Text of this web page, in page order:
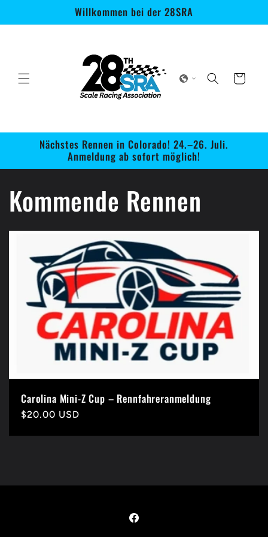
Inhalt
Willkommen bei der 28SRA
Warenkorb
Nächstes Rennen in Colorado! 24.–26. Juli.
Anmeldung ab sofort möglich!
Kommende Rennen
Carolina Mini-Z Cup – Rennfahreranmeldung
Normaler
$20.00 USD
Facebook